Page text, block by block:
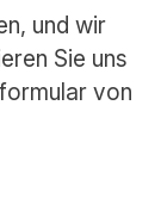
und wir
Sie uns
von